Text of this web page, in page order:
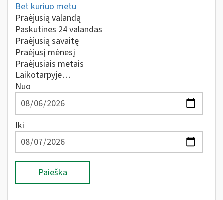
Bet kuriuo metu
Praėjusią valandą
Paskutines 24 valandas
Praėjusią savaitę
Praėjusį mėnesį
Praėjusiais metais
Laikotarpyje…
Nuo
Iki
Paieška